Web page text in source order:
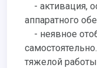
- активация,
аппаратного
- неявное
тяжелой